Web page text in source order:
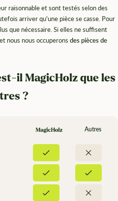
raisonnable et sont testés selon des
arriver qu'une pièce se casse. Pour
que nécessaire. Si elles ne suffisent
nous nous occuperons des pièces de
il MagicHolz que les
?
Autres